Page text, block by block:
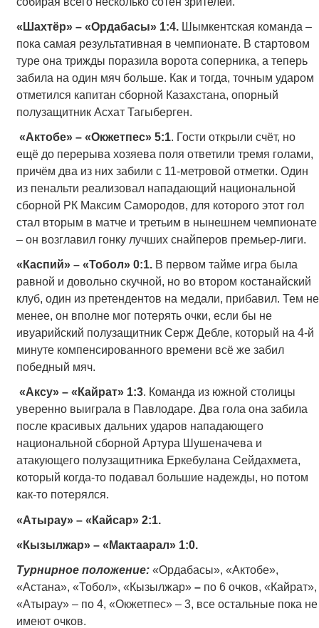
«Шахтёр» – «Ордабасы» 1:4. Шымкентская команда –
пока самая результативная в чемпионате. В стартовом
туре она трижды поразила ворота соперника, а теперь
забила на один мяч больше. Как и тогда, точным ударом
отметился капитан сборной Казахстана, опорный
полузащитник Асхат Тагыберген.
«Актобе» – «Окжетпес» 5:1. Гости открыли счёт, но
ещё до перерыва хозяева поля ответили тремя голами,
причём два из них забили с 11-метровой отметки. Один
из пенальти реализовал нападающий национальной
сборной РК Максим Самородов, для которого этот гол
стал вторым в матче и третьим в нынешнем чемпионате
– он возглавил гонку лучших снайперов премьер-лиги.
«Каспий» – «Тобол» 0:1.В первом тайме игра была
равной и довольно скучной, но во втором костанайский
клуб, один из претендентов на медали, прибавил. Тем не
менее, он вполне мог потерять очки, если бы не
ивуарийский полузащитник Серж Дебле, который на 4-й
минуте компенсированного времени всё же забил
победный мяч.
«Аксу» – «Кайрат» 1:3. Команда из южной столицы
уверенно выиграла в Павлодаре. Два гола она забила
после красивых дальних ударов нападающего
национальной сборной Артура Шушеначева и
атакующего полузащитника Еркебулана Сейдахмета,
который когда-то подавал большие надежды, но потом
как-то потерялся.
«Атырау» – «Кайсар» 2:1.
«Кызылжар» – «Мактаарал» 1:0.
Турнирное положение:«Ордабасы», «Актобе»,
«Астана», «Тобол», «Кызылжар» – по 6 очков, «Кайрат»,
«Атырау» – по 4, «Окжетпес» – 3, все остальные пока не
имеют очков.